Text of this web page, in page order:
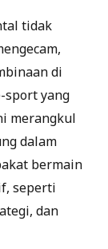
tidak
di
sport yang
merangkul
dalam
bermain
seperti
dan